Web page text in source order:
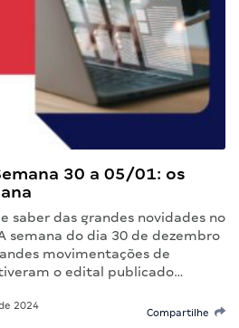
30 a 05/01: os
saber das grandes novidades no
semana do dia 30 de dezembro
movimentações de
o edital publicado…
2024
Compartilhe